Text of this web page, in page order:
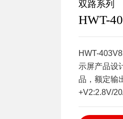
双路系列
HWT-
HWT-
示屏产品设
品，额定输
+V2:2.8V/